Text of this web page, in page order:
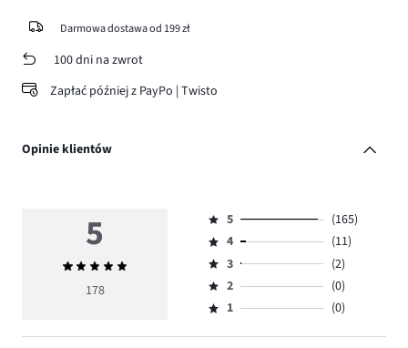
Darmowa dostawa od 199 zł
100 dni na zwrot
Zapłać później z PayPo | Twisto
Opinie klientów
5
Średnia
ocena
178
Ocena
5,
ilość
głosów
165.
5
(165)
Ocena
4,
ilość
głosów
4
(11)
Ocena
3,
ilość
3
(2)
Ocena
2,
2
(0)
Ocena
1,
1 (0)